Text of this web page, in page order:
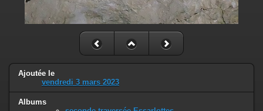
Ajoutée le
vendredi 3 mars 2023
Albums